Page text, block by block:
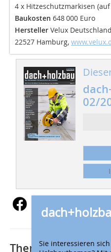
4 x Hitzeschutzmarkisen
Baukosten 648 000 Euro
Hersteller Velux
22527 Hamburg,
02/
Sie interessieren
Thematisch